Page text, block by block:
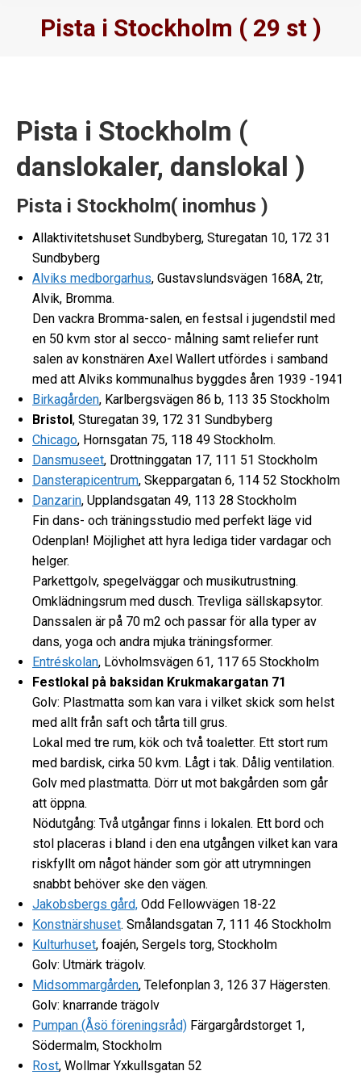
Pista i Stockholm ( 29 st )
Pista i Stockholm (
danslokaler, danslokal )
Pista i Stockholm( inomhus )
Allaktivitetshuset Sundbyberg, Sturegatan 10, 172 31
Sundbyberg
Alviks medborgarhus, Gustavslundsvägen 168A, 2tr,
Alvik, Bromma.
Den vackra Bromma-salen, en festsal i jugendstil med
en 50 kvm stor al secco- målning samt reliefer runt
salen av konstnären Axel Wallert utfördes i samband
med att Alviks kommunalhus byggdes åren 1939 -1941
Birkagården, Karlbergsvägen 86 b, 113 35 Stockholm
Bristol, Sturegatan 39, 172 31 Sundbyberg
Chicago, Hornsgatan 75, 118 49 Stockholm.
Dansmuseet, Drottninggatan 17, 111 51 Stockholm
Dansterapicentrum, Skeppargatan 6, 114 52 Stockholm
Danzarin, Upplandsgatan 49, 113 28 Stockholm
Fin dans- och träningsstudio med perfekt läge vid
Odenplan! Möjlighet att hyra lediga tider vardagar och
helger.
Parkettgolv, spegelväggar och musikutrustning.
Omklädningsrum med dusch. Trevliga sällskapsytor.
Danssalen är på 70 m2 och passar för alla typer av
dans, yoga och andra mjuka träningsformer.
Entréskolan, Lövholmsvägen 61, 117 65 Stockholm
Festlokal på baksidan Krukmakargatan 71
Golv: Plastmatta som kan vara i vilket skick som helst
med allt från saft och tårta till grus.
Lokal med tre rum, kök och två toaletter. Ett stort rum
med bardisk, cirka 50 kvm. Lågt i tak. Dålig ventilation.
Golv med plastmatta. Dörr ut mot bakgården som går
att öppna.
Nödutgång: Två utgångar finns i lokalen. Ett bord och
stol placeras i bland i den ena utgången vilket kan vara
riskfyllt om något händer som gör att utrymningen
snabbt behöver ske den vägen.
Jakobsbergs gård, Odd Fellowvägen 18-22
Konstnärshuset. Smålandsgatan 7, 111 46 Stockholm
Kulturhuset, foajén, Sergels torg, Stockholm
Golv: Utmärk trägolv.
Midsommargården, Telefonplan 3, 126 37 Hägersten.
Golv: knarrande trägolv
Pumpan (Åsö föreningsråd) Färgargårdstorget 1,
Södermalm, Stockholm
Rost, Wollmar Yxkullsgatan 52